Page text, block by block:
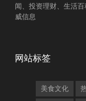
闻、投资理财、生活
威信息
网站标签
美食文化